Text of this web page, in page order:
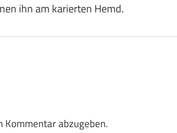
ihn am karierten Hemd.
Kommentar abzugeben.